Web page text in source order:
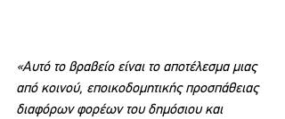
«Αυτό το βραβείο είναι το αποτέλεσμα μιας
από κοινού, εποικοδομητικής προσπάθειας
διαφόρων φορέων του δημόσιου και